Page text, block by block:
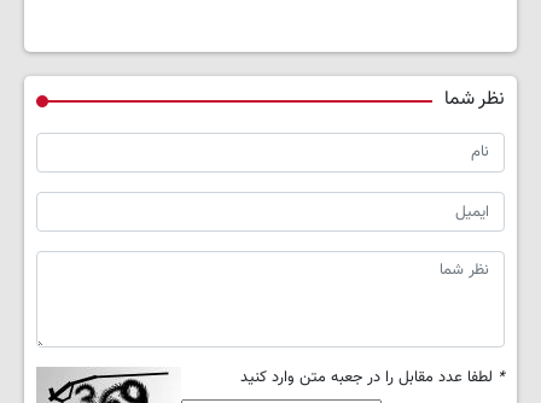
نظر شما
* لطفا عدد مقابل را در جعبه متن وارد کنید